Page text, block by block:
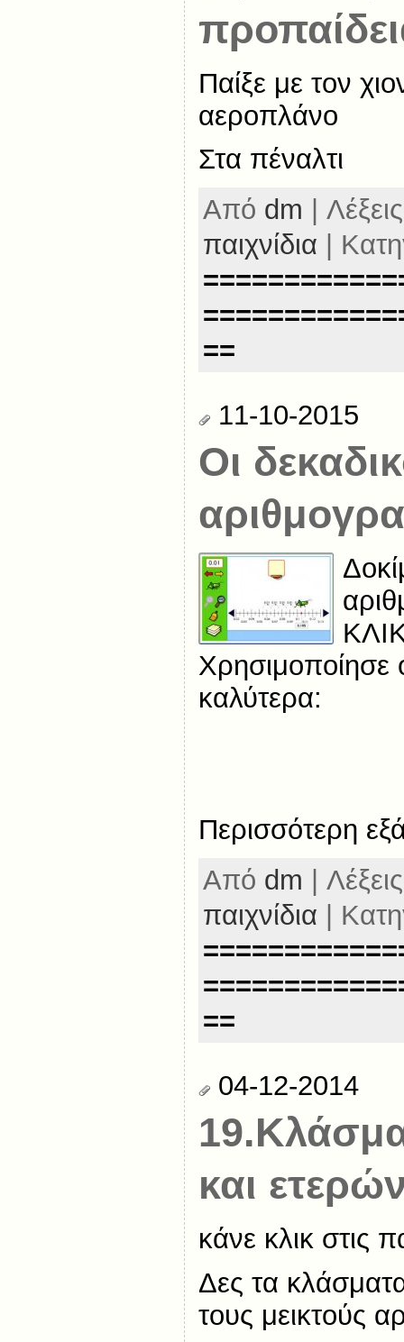
Παίξε με τον
αεροπλάνο
Στα πέναλτι
Από dm |
παιχνίδια |
==
11-10-2015
Οι
Χρησιμοποίησε
καλύτερα:
Περισσότερη
Από dm |
παιχνίδια |
==
04-12-2014
και
κάνε κλικ στις
Δες τα
τους μεικτούς